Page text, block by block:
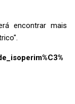
encontrar mais